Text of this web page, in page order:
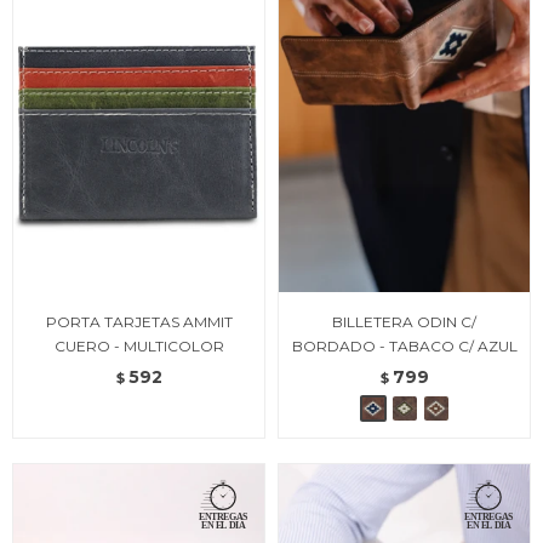
PORTA TARJETAS AMMIT
CUERO - MULTICOLOR
$ 592
BILLETERA ODIN C/
BORDADO - TABACO C/ AZUL
$ 799